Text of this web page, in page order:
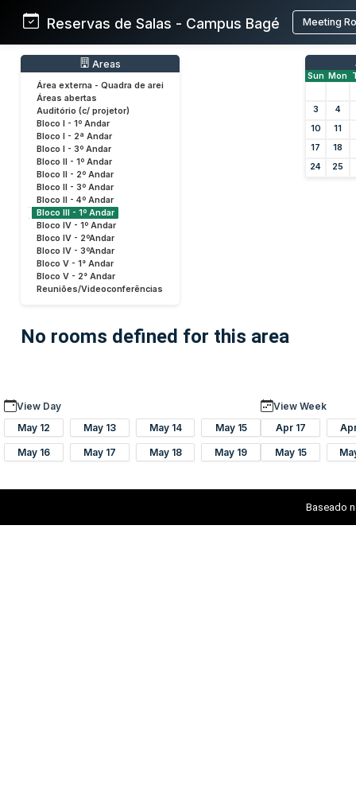
Reservas de Salas - Campus Bagé Meeting
Areas
Área externa - Quadra de arei
Áreas abertas
Auditório (c/ projetor)
Bloco I - 1º Andar
Bloco I - 2ª Andar
Bloco I - 3º Andar
Bloco II - 1º Andar
Bloco II - 2º Andar
Bloco II - 3º Andar
Bloco II - 4º Andar
Bloco III - 1º Andar
Bloco IV - 1º Andar
Bloco IV - 2ºAndar
Bloco IV - 3ºAndar
Bloco V - 1° Andar
Bloco V - 2° Andar
Reuniões/Videoconferências
Sun Mon
3
4
10
11
17
18
24
25
No rooms defined for this area
View Day
May 12
May 13 May 14 May 15
May 16 May 17 May 18 May 19
View Week
Apr 17
May 15
Baseado